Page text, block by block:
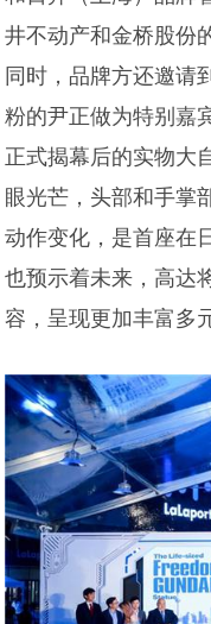
井不动产和金桥股份
同时，品牌方还邀请
粉的尹正做为特别嘉
正式揭幕后的实物大
眼光芒，头部和手掌
动作变化，是首座在
也预示着未来，高达
容，呈现更加丰富多